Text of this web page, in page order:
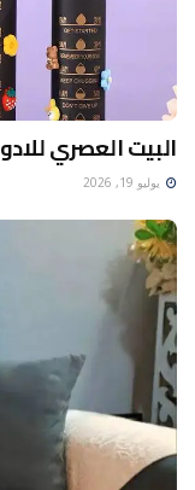
البيت العصري
يوليو 19, 2026